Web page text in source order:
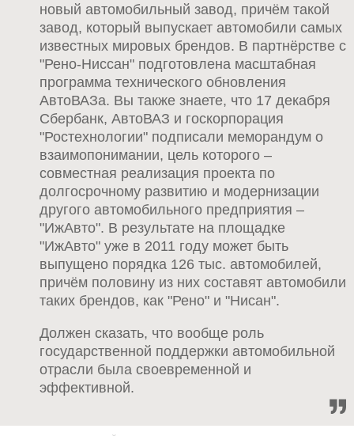
новый автомобильный завод, причём такой
завод, который выпускает автомобили самых
известных мировых брендов. В партнёрстве с
"Рено-Ниссан" подготовлена масштабная
программа технического обновления
АвтоВАЗа. Вы также знаете, что 17 декабря
Сбербанк, АвтоВАЗ и госкорпорация
"Ростехнологии" подписали меморандум о
взаимопонимании, цель которого –
совместная реализация проекта по
долгосрочному развитию и модернизации
другого автомобильного предприятия –
"ИжАвто". В результате на площадке
"ИжАвто" уже в 2011 году может быть
выпущено порядка 126 тыс. автомобилей,
причём половину из них составят автомобили
таких брендов, как "Рено" и "Нисан".
Должен сказать, что вообще роль
государственной поддержки автомобильной
отрасли была своевременной и
эффективной.